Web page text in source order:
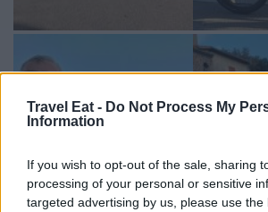
Travel Eat - Do Not Process My
Information
If you wish to opt-out of the sale, sharing
processing of your personal or sensitive
targeted advertising by us, please use the